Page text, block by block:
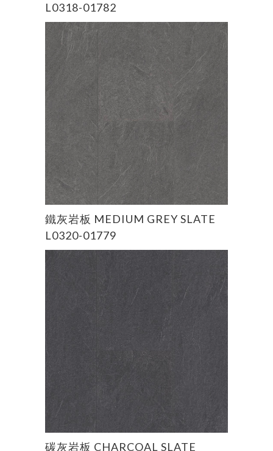
L0318-01782
READ MORE
鐵灰岩板 MEDIUM GREY SLATE
L0320-01779
READ MORE
碳灰岩板 CHARCOAL SLATE